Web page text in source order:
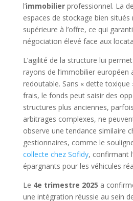
l’immobilierprofessionnel. La
espaces de stockage bien
supérieure à l’offre, ce qui
négociation élevé face aux
L’agilité de la structure lui
rayons de l’immobilier européen
redoutable. Sans « dette toxique
frais, le fonds peut saisir des
structures plus anciennes,
arbitrages complexes, ne
observe une tendance similaire
gestionnaires, comme le
collecte chez Sofidy, confirmant
épargnants pour les véhicules
Le 4e trimestre 2025 a
une intégration réussie au sein